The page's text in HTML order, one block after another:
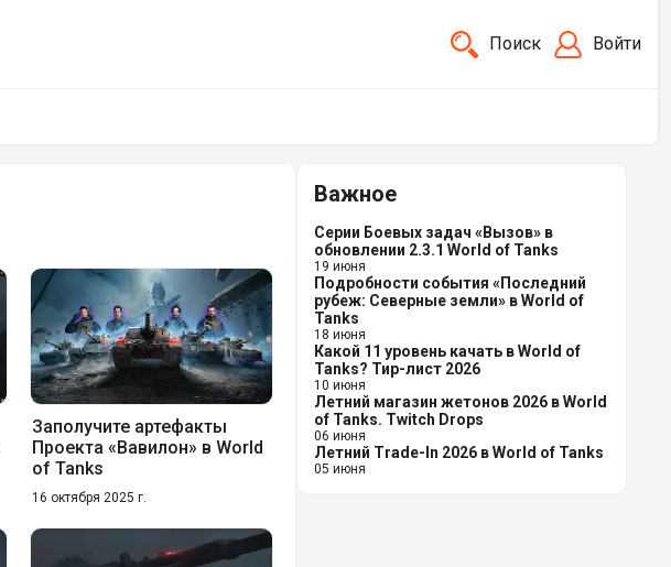
Поиск Войти
Заполучите артефакты
Проекта «Вавилон» в World
of Tanks
16 октября 2025 г.
Важное
Серии Боевых задач «Вызов» в
обновлении 2.3.1 World of Tanks
19 июня
Подробности события «Последний
рубеж: Северные земли» в World of
Tanks
18 июня
Какой 11 уровень качать в World of
Tanks? Тир-лист 2026
10 июня
Летний магазин жетонов 2026 в World
of Tanks. Twitch Drops
06 июня
Летний Trade-In 2026 в World of Tanks
05 июня